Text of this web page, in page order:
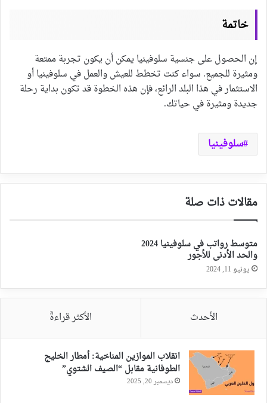
خاتمة
إن الحصول على جنسية سلوفينيا يمكن أن يكون تجربة ممتعة
ومثيرة للجميع. سواء كنت تخطط للعيش والعمل في سلوفينيا أو
الاستثمار في هذا البلد الرائع، فإن هذه الخطوة قد تكون بداية رحلة
جديدة ومثيرة في حياتك.
سلوفينيا
مقالات ذات صلة
متوسط رواتب في سلوفينيا 2024
والحد الأدنى للأجور
يونيو 11, 2024
الأحدث الأكثر قراءةً
انقلاب الموازين المناخية: أمطار الخليج
الطوفانية مقابل “الصيف الشتوي”
ديسمبر 20, 2025